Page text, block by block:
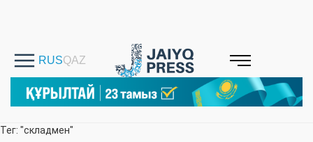
Тег: "складмен"